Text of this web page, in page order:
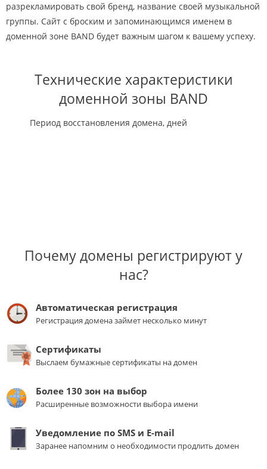
разрекламировать свой бренд, название своей музыкальной
группы. Сайт с броским и запоминающимся именем в
доменной зоне BAND будет важным шагом к вашему успеху.
Технические характеристики
доменной зоны BAND
Период восстановления домена, дней
Почему домены регистрируют у
нас?
Автоматическая регистрация
Регистрация домена займет несколько минут
Сертификаты
Выслаем бумажные сертификаты на домен
Более 130 зон на выбор
Расширенные возможности выбора имени
Уведомление по SMS и E-mail
Заранее напомним о необходимости продлить домен